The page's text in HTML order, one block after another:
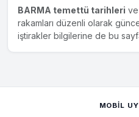
BARMA temettü tarihleri
rakamları düzenli olarak
iştirakler bilgilerine de bu
MOBIL